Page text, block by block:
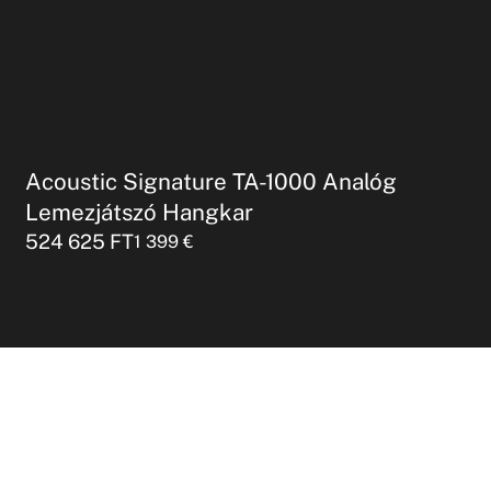
Acoustic Signature TA-1000 Analóg
Lemezjátszó Hangkar
524 625 FT1 399€